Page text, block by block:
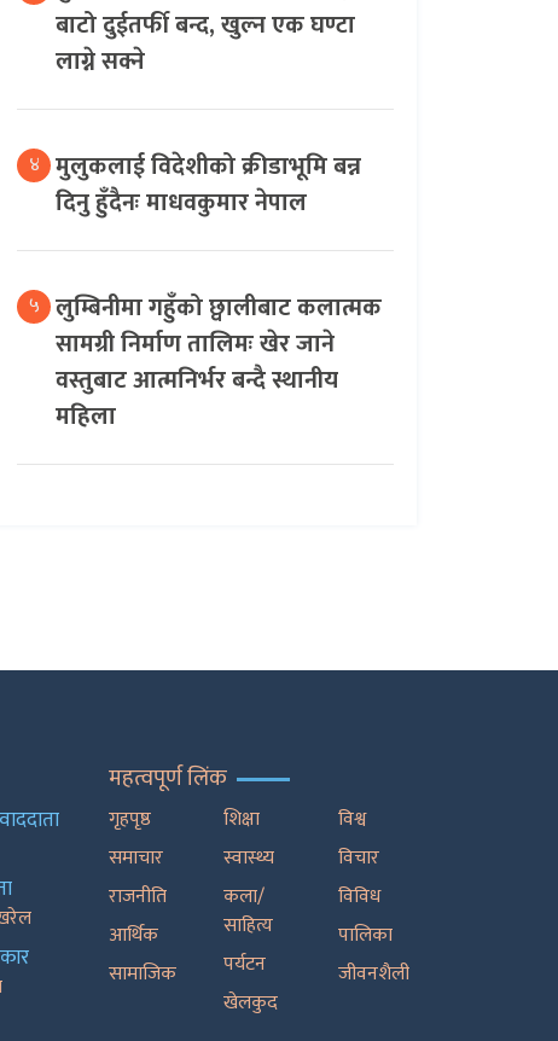
बाटो दुईतर्फी बन्द, खुल्न एक घण्टा
लाग्ने सक्ने
४ मुलुकलाई विदेशीको क्रीडाभूमि बन्न
दिनु हुँदैनः माधवकुमार नेपाल
५ लुम्बिनीमा गहुँको छ्वालीबाट कलात्मक
सामग्री निर्माण तालिमः खेर जाने
वस्तुबाट आत्मनिर्भर बन्दै स्थानीय
महिला
महत्वपूर्ण लिंक
गृहपृष्ठ
समाचार
राजनीति
आर्थिक
सामाजिक
शिक्षा
स्वास्थ्य
कला/
साहित्य
पर्यटन
खेलकुद
विश्व
विचार
विविध
पालिका
जीवनशैली